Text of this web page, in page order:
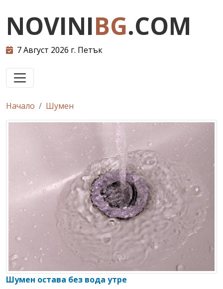
NOVINIBG.COM
7 Август 2026 г. Петък
Начало Шумен
Шумен остава без вода утре